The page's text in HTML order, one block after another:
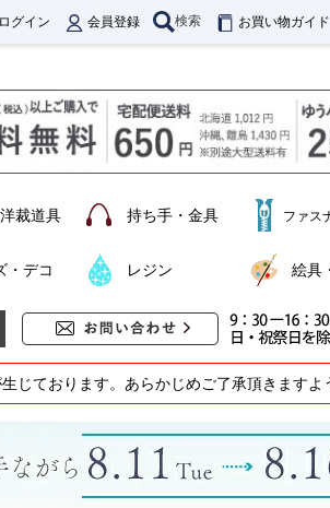
ログイン 会員登録 検索 お買い物ガイド
裁道具 持ち手・金具 ファス
・デコ レジン 絵具
じております。あらかじめご了承頂きます